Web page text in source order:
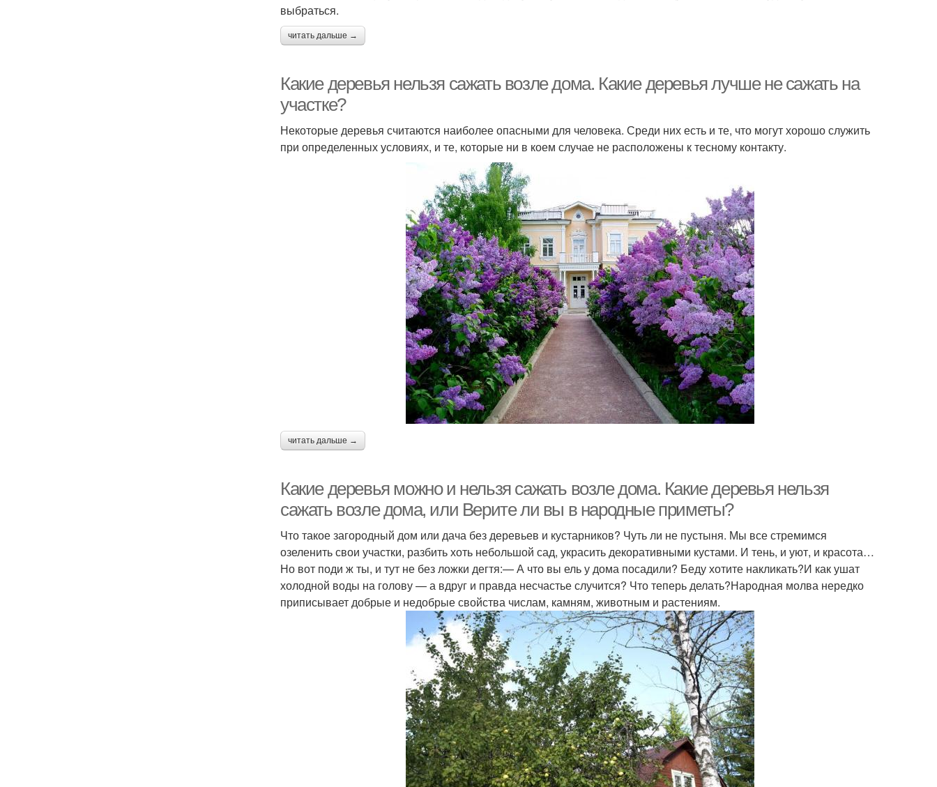
выбраться.
читать дальше →
Какие деревья нельзя сажать возле дома. Какие деревья лучше не сажать на
участке?
Некоторые деревья считаются наиболее опасными для человека. Среди них есть и те, что могут хорошо служить
при определенных условиях, и те, которые ни в коем случае не расположены к тесному контакту.
читать дальше →
Какие деревья можно и нельзя сажать возле дома. Какие деревья нельзя
сажать возле дома, или Верите ли вы в народные приметы?
Что такое загородный дом или дача без деревьев и кустарников? Чуть ли не пустыня. Мы все стремимся
озеленить свои участки, разбить хоть небольшой сад, украсить декоративными кустами. И тень, и уют, и красота…
Но вот поди ж ты, и тут не без ложки дегтя:— А что вы ель у дома посадили? Беду хотите накликать?И как ушат
холодной воды на голову — а вдруг и правда несчастье случится? Что теперь делать?Народная молва нередко
приписывает добрые и недобрые свойства числам, камням, животным и растениям.